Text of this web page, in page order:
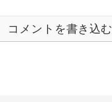
コメントを書き込む